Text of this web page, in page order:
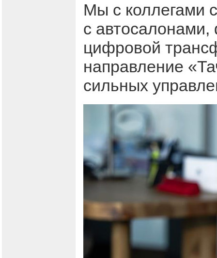
Мы с коллегами
с
цифровой
направление
сильных